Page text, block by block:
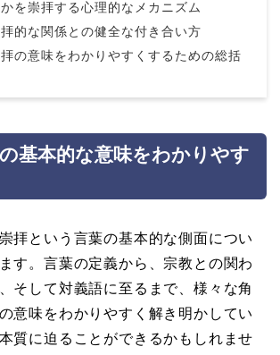
を崇拝する心理的なメカニズム
的な関係との健全な付き合い方
の意味をわかりやすくするための総括
基本的な意味をわかりやす
拝という言葉の基本的な側面につい
す。言葉の定義から、宗教との関わ
そして対義語に至るまで、様々な角
意味をわかりやすく解き明かしてい
質に迫ることができるかもしれませ